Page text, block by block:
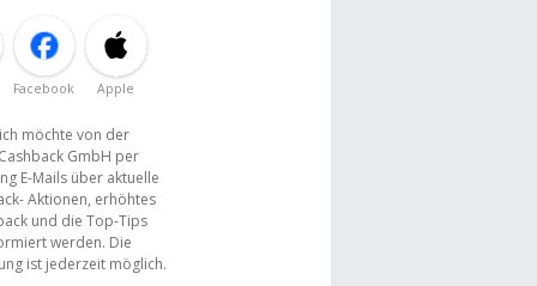
Facebook Apple
ich möchte von der
GmbH per
E-Mails über aktuelle
Aktionen, erhöhtes
und die Top-Tips
werden. Die
ist jederzeit möglich.